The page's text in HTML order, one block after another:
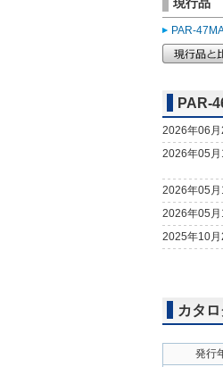
PAR-
PAR-
2026年06月
2026年05月
2026年05月
2026年05月
2025年10月
カタ
発行